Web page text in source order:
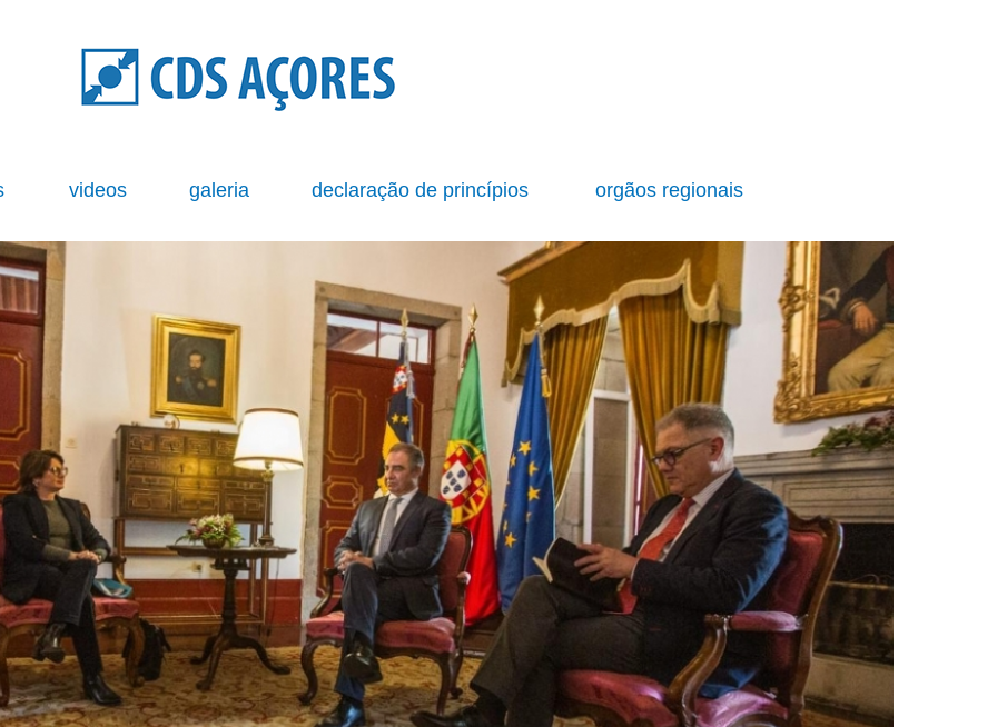
videos galeria declaração de princípios orgãos regionais